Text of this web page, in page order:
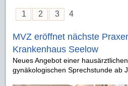
1 2 3 4
MVZ eröffnet nächste
Krankenhaus Seelow
Neues Angebot einer
gynäkologischen Sprechstunde ab